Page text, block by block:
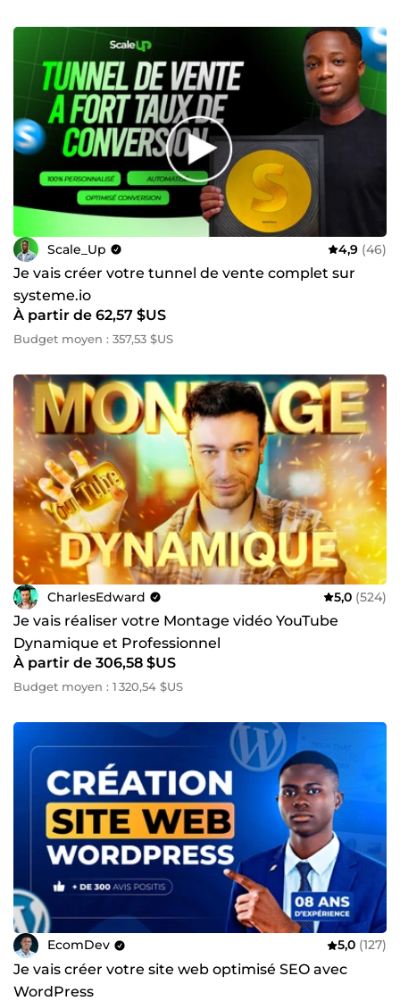
Scale_Up 4,9 (46)
Je vais créer votre tunnel de vente complet sur
systeme.io
À partir de 62,57 $US
Budget moyen : 357,53 $US
CharlesEdward 5,0 (524)
Je vais réaliser votre Montage vidéo YouTube
Dynamique et Professionnel
À partir de 306,58 $US
Budget moyen : 1 320,54 $US
EcomDev 5,0 (127)
Je vais créer votre site web optimisé SEO avec
WordPress